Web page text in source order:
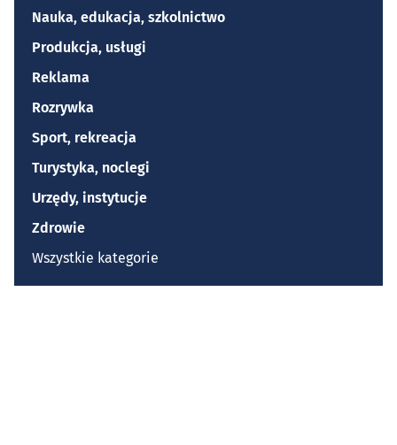
Nauka, edukacja, szkolnictwo
Produkcja, usługi
Reklama
Rozrywka
Sport, rekreacja
Turystyka, noclegi
Urzędy, instytucje
Zdrowie
Wszystkie kategorie